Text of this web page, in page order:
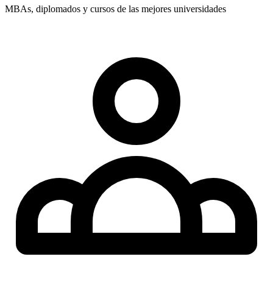
MBAs, diplomados y cursos de las mejores universidades